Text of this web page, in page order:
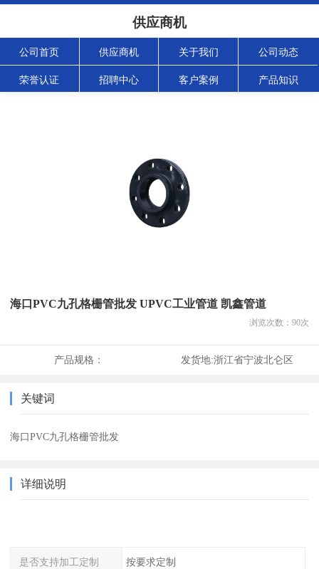
供应商机
公司首页 供应商机 关于我们 公司动态
荣誉认证 招聘中心 客户案例 产品知识
海口PVC九孔格栅管批发 UPVC工业管道 凯鑫管道
浏览次数： 90次
产品规格： 发货地:浙江省宁波北仑区
关键词
海口PVC九孔格栅管批发
详细说明
是否支持加工定制 按要求定制